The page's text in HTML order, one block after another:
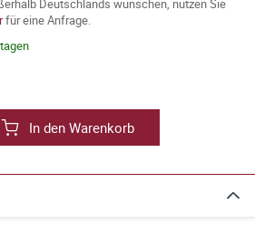
Deutschlands wünschen, nutzen Sie
für eine Anfrage.
In den Warenkorb